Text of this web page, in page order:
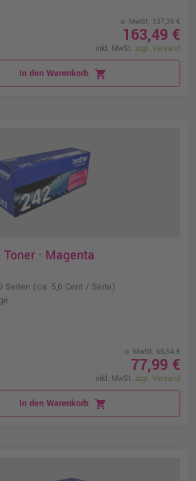
o. MwSt. 137,39 €
163,49 €
inkl. MwSt. zzgl. Versand
In den Warenkorb shopping_cart
· Magenta
Seiten (ca. 5,6 Cent / Seite)
o. MwSt. 65,54 €
77,99 €
inkl. MwSt. zzgl. Versand
In den Warenkorb shopping_cart